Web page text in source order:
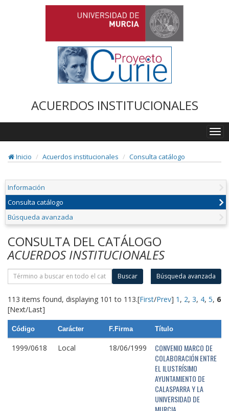
ACUERDOS INSTITUCIONALES
Inicio
Acuerdos institucionales Consulta catálogo
Información
Consulta catálogo
Búsqueda avanzada
CONSULTA DEL CATÁLOGO
ACUERDOS INSTITUCIONALES
Buscar Búsqueda avanzada
113 items found, displaying 101 to 113.[First/Prev] 1 , 2, 3, 4, 5, 6
[Next/Last]
Código Carácter F.Firma Título
1999/0618 Local 18/06/1999
CONVENIO MARCO DE
COLABORACIÓN ENTRE
EL ILUSTRÍSIMO
AYUNTAMIENTO DE
CALASPARRA Y LA
UNIVERSIDAD DE